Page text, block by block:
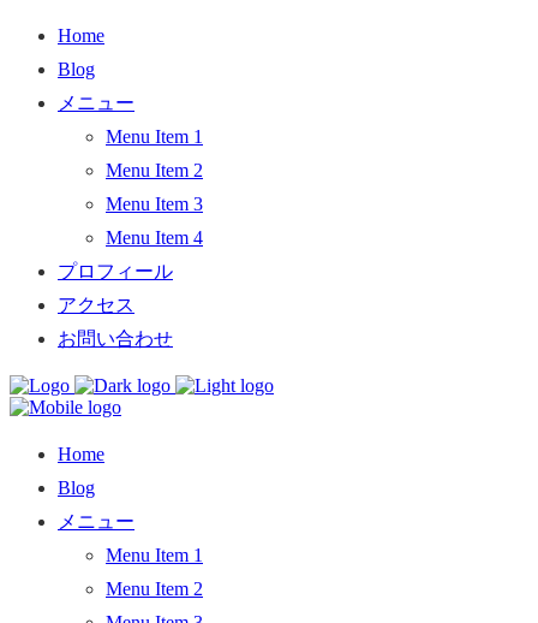
Home
Blog
メニュー
Menu Item 1
Menu Item 2
Menu Item 3
Menu Item 4
プロフィール
アクセス
お問い合わせ
Home
Blog
メニュー
Menu Item 1
Menu Item 2